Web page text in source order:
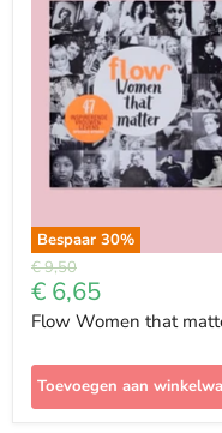
Bespaar 30%
Prijs
€ 9,50
Met
korting
€ 6,65
Flow Women that
Toevoegen aan